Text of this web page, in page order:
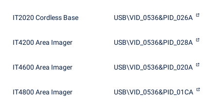
IT2020 Cordless Base USB\VID_0536&PID_026A
IT4200 Area Imager USB\VID_0536&PID_028A
IT4600 Area Imager USB\VID_0536&PID_020A
IT4800 Area Imager USB\VID_0536&PID_01CA